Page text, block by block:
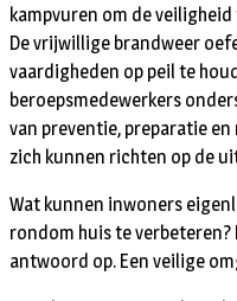
kampvuren om de
De vrijwillige brandweer
vaardigheden op peil te
beroepsmedewerkers
van preventie, preparatie
zich kunnen richten op de
Wat kunnen inwoners
rondom huis te verbeteren?
antwoord op. Een veilige